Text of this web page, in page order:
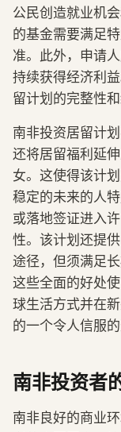
公民创造就业机
的基金需要满足
准。此外，申请
持续获得经济利
留计划的完整性和
南非投资居留计
还将居留福利延
女。这使得该计
稳定的未来的人
或落地签证进入
性。该计划还提
途径，但须满足
这些全面的好处
球生活方式并在
的一个令人信服的
南非投资者
南非良好的商业